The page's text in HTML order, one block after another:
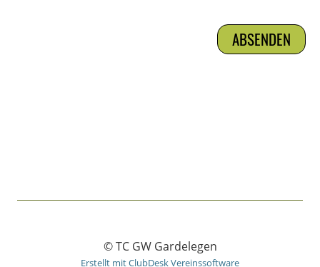
© TC GW Gardelegen
Erstellt mit ClubDesk Vereinssoftware